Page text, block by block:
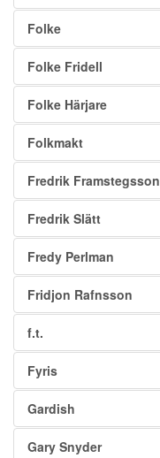
Folke
Folke Fridell
Folke Härjare
Folkmakt
Fredrik Framstegsson
Fredrik Slätt
Fredy Perlman
Fridjon Rafnsson
f.t.
Fyris
Gardish
Gary Snyder